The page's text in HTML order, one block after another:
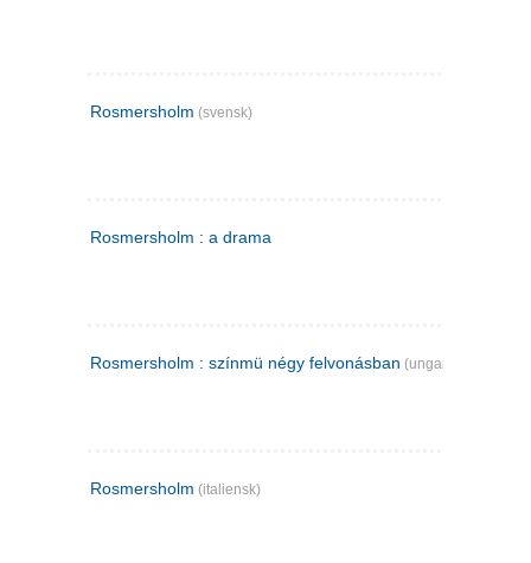
Rosmersholm (svensk)
Rosmersholm : a drama
Rosmersholm : színmü négy felvonásban (ungarsk)
Rosmersholm (italiensk)